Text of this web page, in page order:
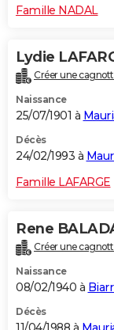
Famille NADAL
Lydie
Créer une
Naissance
25/07/1901 à
Décès
24/02/1993 à
Famille LAFARGE
Rene
Créer une
Naissance
08/02/1940 à
Décès